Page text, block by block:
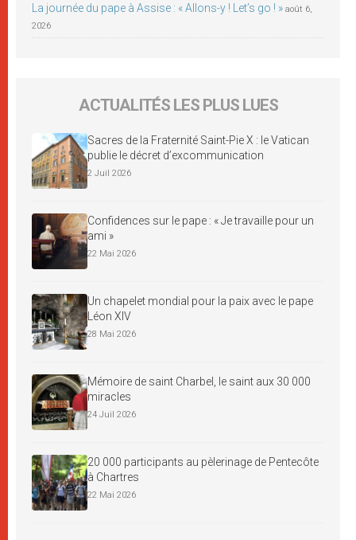
La journée du pape à Assise : « Allons-y ! Let’s go ! » août 6,
2026
ACTUALITÉS LES PLUS LUES
Sacres de la Fraternité Saint-Pie X : le Vatican
publie le décret d’excommunication
2 Juil 2026
Confidences sur le pape : « Je travaille pour un
ami »
22 Mai 2026
Un chapelet mondial pour la paix avec le pape
Léon XIV
28 Mai 2026
Mémoire de saint Charbel, le saint aux 30 000
miracles
24 Juil 2026
20 000 participants au pèlerinage de Pentecôte
à Chartres
22 Mai 2026